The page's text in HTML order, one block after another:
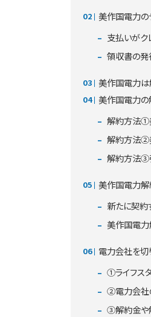
美作国電力の
支払いがク
領収書の発
美作国電力
美作国電力
解約方法①
解約方法②
解約方法③
美作国電力解
新たに契
美作国電
電力会社を切
①ライフス
②電力会社
③解約金や